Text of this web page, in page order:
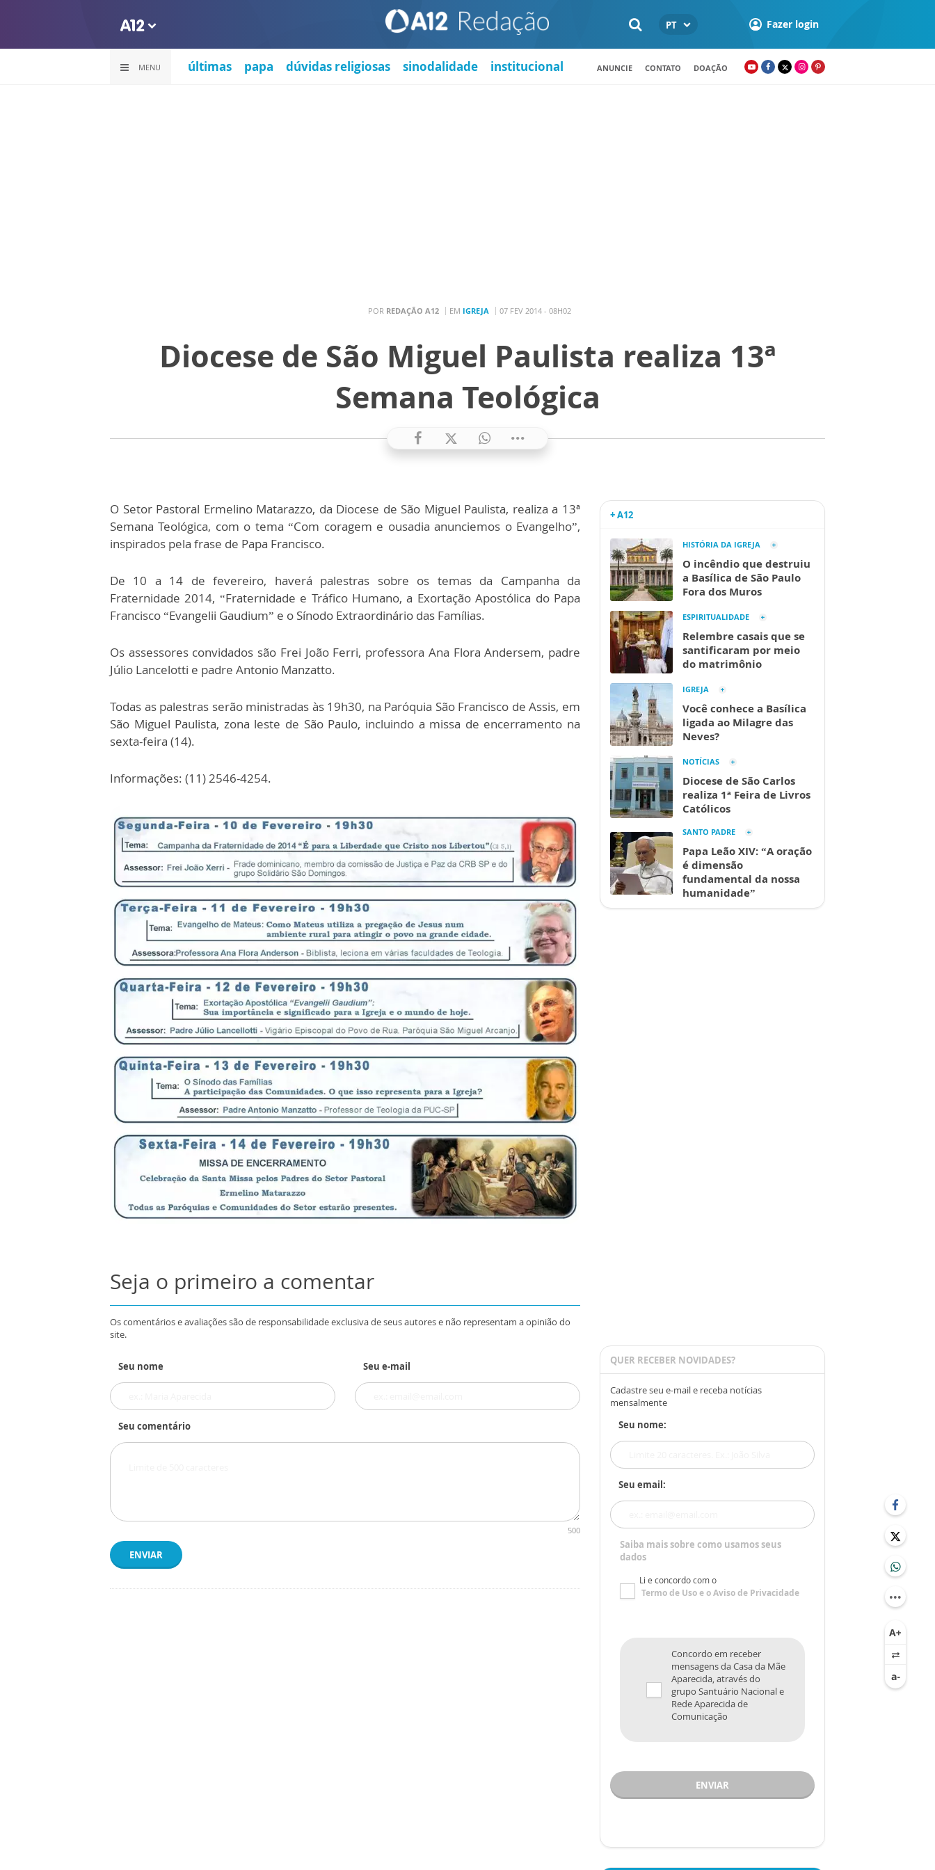
PT Fazer login
MENU últimas papa dúvidas religiosas sinodalidade institucional ANUNCIE CONTATO DOAÇÃO
POR REDAÇÃO A12 EM IGREJA 07 FEV 2014 - 08H02
Diocese de São Miguel Paulista realiza 13ª
Semana Teológica
O Setor Pastoral Ermelino Matarazzo, da Diocese de São Miguel Paulista, realiza a 13ª
Semana Teológica, com o tema “Com coragem e ousadia anunciemos o Evangelho”,
inspirados pela frase de Papa Francisco.
De 10 a 14 de fevereiro, haverá palestras sobre os temas da Campanha da
Fraternidade 2014, “Fraternidade e Tráfico Humano, a Exortação Apostólica do Papa
Francisco “Evangelii Gaudium” e o Sínodo Extraordinário das Famílias.
Os assessores convidados são Frei João Ferri, professora Ana Flora Andersem, padre
Júlio Lancelotti e padre Antonio Manzatto.
Todas as palestras serão ministradas às 19h30, na Paróquia São Francisco de Assis, em
São Miguel Paulista, zona leste de São Paulo, incluindo a missa de encerramento na
sexta-feira (14).
Informações: (11) 2546-4254.
Seja o primeiro a comentar
Os comentários e avaliações são de responsabilidade exclusiva de seus autores e não representam a opinião do
site.
Seu nome Seu e-mail
Seu comentário
500
ENVIAR
+ A12
HISTÓRIA DA IGREJA
O incêndio que destruiu
a Basílica de São Paulo
Fora dos Muros
ESPIRITUALIDADE
Relembre casais que se
santificaram por meio
do matrimônio
IGREJA
Você conhece a Basílica
ligada ao Milagre das
Neves?
NOTÍCIAS
Diocese de São Carlos
realiza 1ª Feira de Livros
Católicos
SANTO PADRE
Papa Leão XIV: “A oração
é dimensão
fundamental da nossa
humanidade”
QUER RECEBER NOVIDADES?
Cadastre seu e-mail e receba notícias
mensalmente
Seu nome:
Seu email:
Saiba mais sobre como usamos seus
dados
Li e concordo com o
Termo de Usoe oAviso de Privacidade
Concordo em receber
mensagens da Casa da Mãe
Aparecida, através do
grupo Santuário Nacional e
Rede Aparecida de
Comunicação
ENVIAR